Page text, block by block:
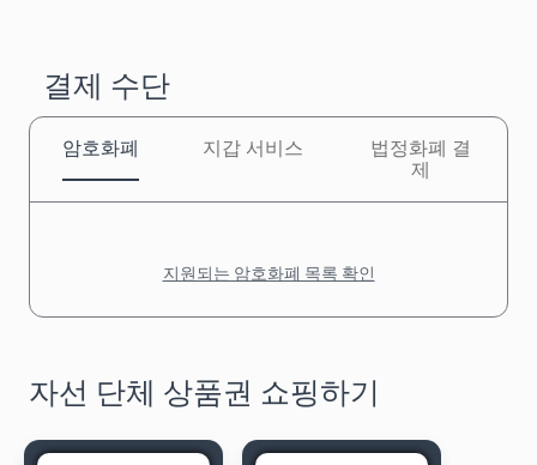
결제 수단
암호화폐 지갑 서비스
법정화폐 결
제
지원되는 암호화폐 목록 확인
자선 단체 상품권 쇼핑하기